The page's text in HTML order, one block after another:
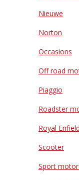
Nieuwe
Norton
Occasions
Off road
Piaggio
Roadster
Royal Enfield
Scooter
Sport